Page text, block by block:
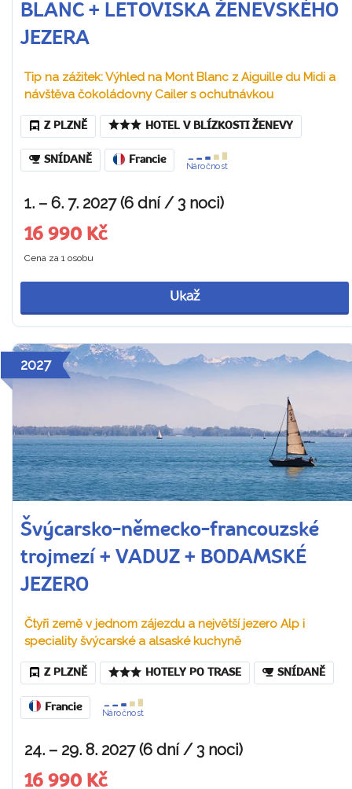
BLANC + LETOVISKA ŽENEVSKÉHO
JEZERA
Tip na zážitek: Výhled na Mont Blanc z Aiguille du Midi a
návštěva čokoládovny Cailer s ochutnávkou
Z PLZNĚ HOTEL V BLÍZKOSTI ŽENEVY
SNÍDANĚ Francie
Náročnost
1. – 6. 7. 2027 (6 dní / 3 noci)
16 990 Kč
Cena za 1 osobu
Ukaž
2027
Švýcarsko-německo-francouzské
trojmezí + VADUZ + BODAMSKÉ
JEZERO
Čtyři země v jednom zájezdu a největší jezero Alp i
speciality švýcarské a alsaské kuchyně
Z PLZNĚ HOTELY PO TRASE SNÍDANĚ
Francie
Náročnost
24. – 29. 8. 2027 (6 dní / 3 noci)
16 990 Kč